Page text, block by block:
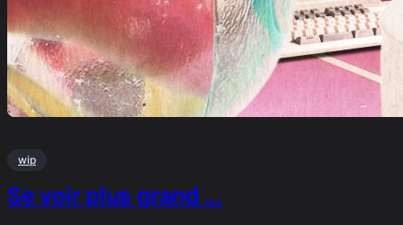
wip
Se voir plus grand …